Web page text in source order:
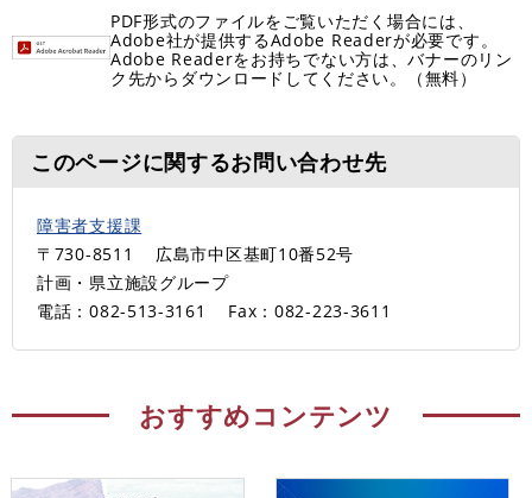
PDF形式のファイルをご覧いただく場合には、
Adobe社が提供するAdobe Readerが必要です。
Adobe Readerをお持ちでない方は、バナーのリン
ク先からダウンロードしてください。（無料）
このページに関するお問い合わせ先
障害者支援課
〒730-8511
広島市中区基町10番52号
計画・県立施設グループ
電話：082-513-3161
Fax：082-223-3611
おすすめコンテンツ